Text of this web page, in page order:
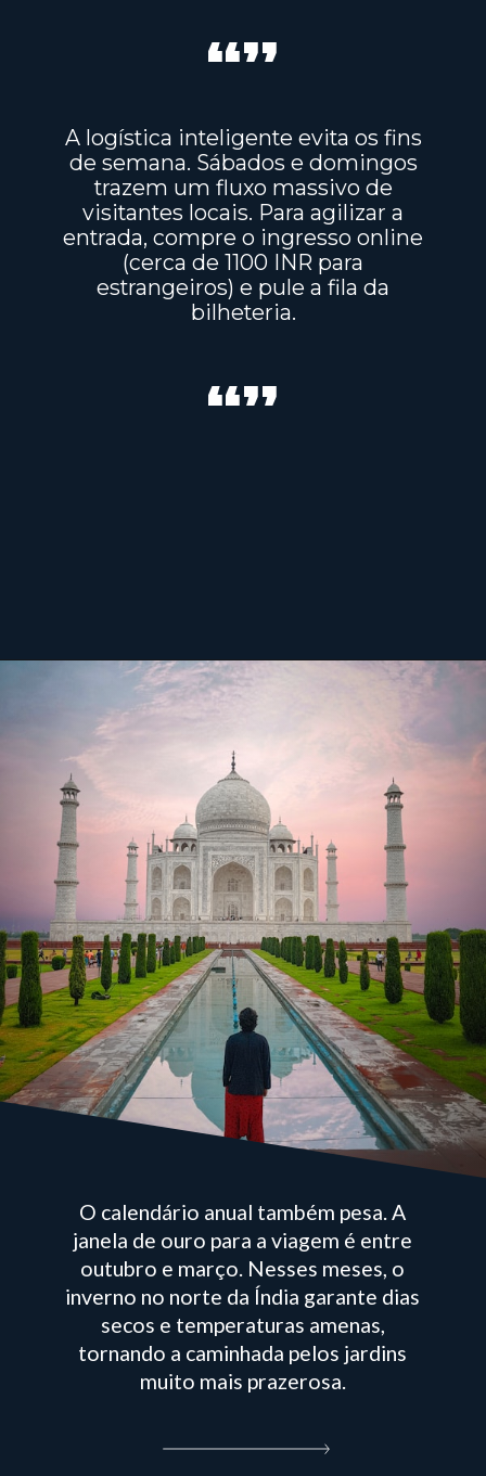
A logística inteligente evita os fins
de semana. Sábados e domingos
trazem um fluxo massivo de
visitantes locais. Para agilizar a
entrada, compre o ingresso online
(cerca de 1100 INR para
estrangeiros) e pule a fila da
bilheteria.
“”
“”
O calendário anual também pesa. A
janela de ouro para a viagem é entre
outubro e março. Nesses meses, o
inverno no norte da Índia garante dias
secos e temperaturas amenas,
tornando a caminhada pelos jardins
muito mais prazerosa.